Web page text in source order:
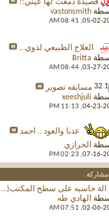
قصيدة دمعت لها عيني!!
vastonsmith
05-02-
08:41 AM
العلاج الطبيعي لذوي...
Britta
03-27-
08:44 AM
مسابقه تصوير
xeeshjuli
04-23-
11:13 PM
عدنا والعود .. احمد
الحرازي
07-16-
02:23 PM
مشاركة
آلة حاسبه على سطح المكتب(...
الهادي طه
02-06-
07:51 AM